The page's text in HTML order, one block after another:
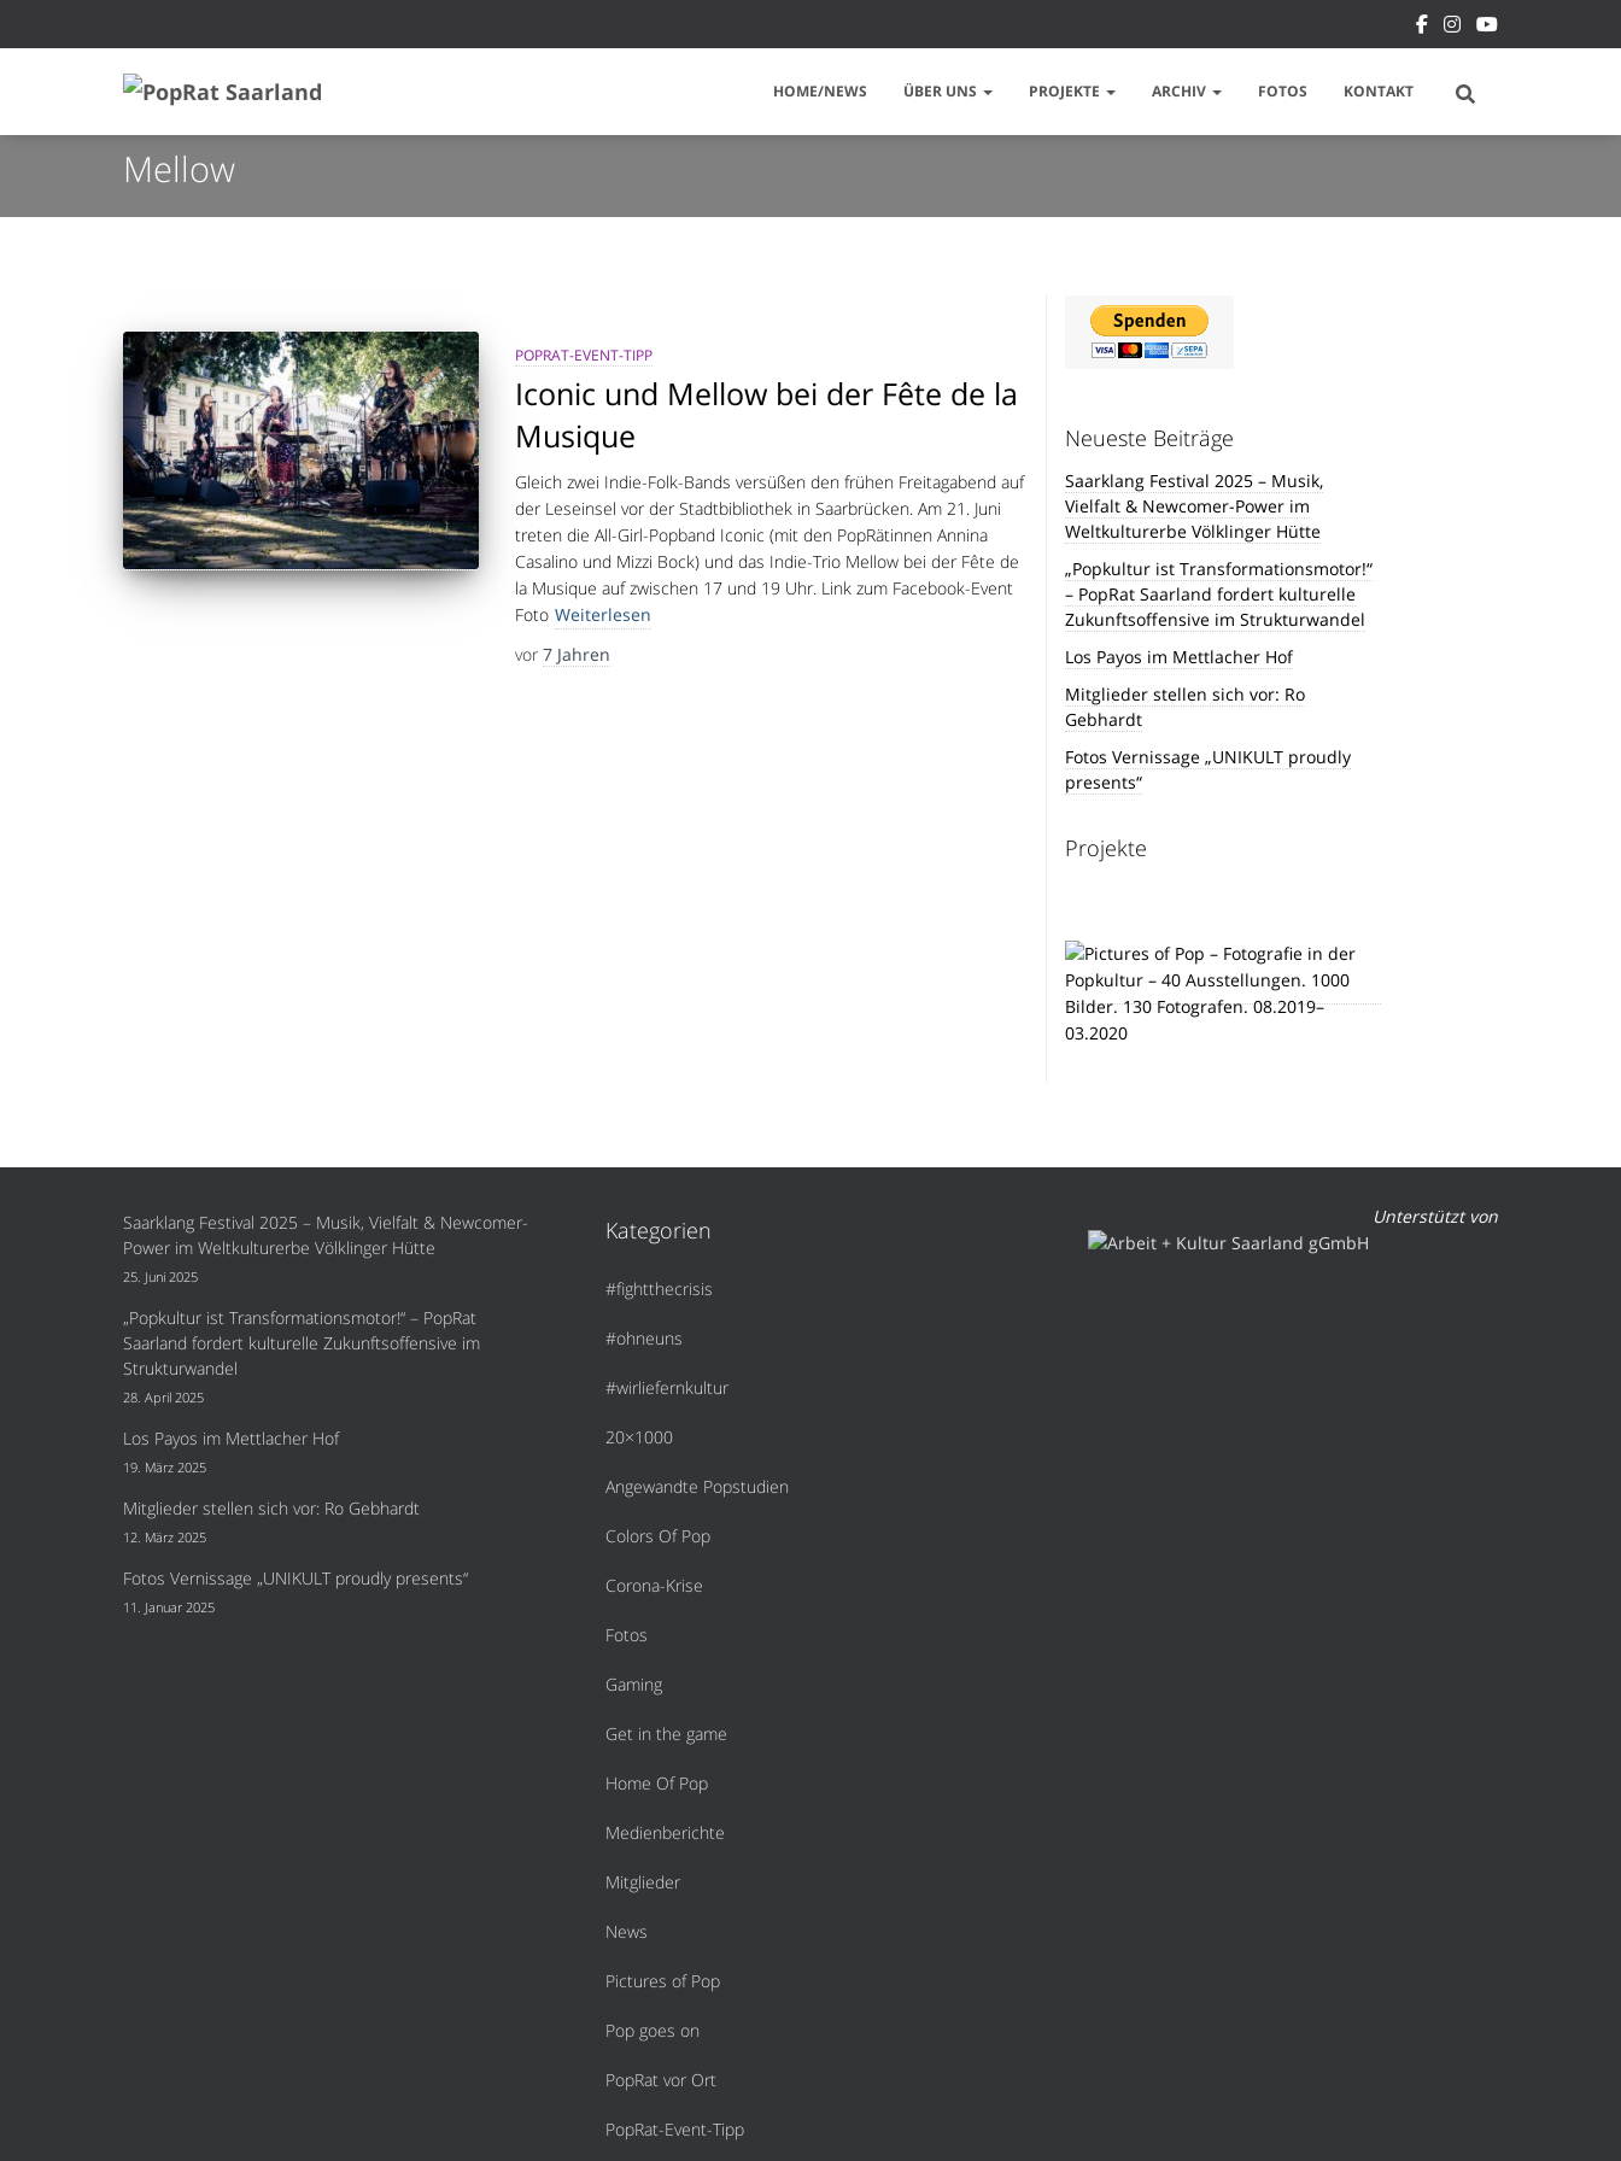
HOME/NEWS ÜBER UNS PROJEKTE ARCHIV FOTOS KONTAKT
Mellow
POPRAT-EVENT-TIPP
Iconic und Mellow bei der Fête de la
Musique
Gleich zwei Indie-Folk-Bands versüßen den frühen Freitagabend auf
der Leseinsel vor der Stadtbibliothek in Saarbrücken. Am 21. Juni
treten die All-Girl-Popband Iconic (mit den PopRätinnen Annina
Casalino und Mizzi Bock) und das Indie-Trio Mellow bei der Fête de
la Musique auf zwischen 17 und 19 Uhr. Link zum Facebook-Event
Foto Weiterlesen
vor 7 Jahren
Neueste Beiträge
Saarklang Festival 2025 – Musik,
Vielfalt & Newcomer-Power im
Weltkulturerbe Völklinger Hütte
„Popkultur ist Transformationsmotor!“
– PopRat Saarland fordert kulturelle
Zukunftsoffensive im Strukturwandel
Los Payos im Mettlacher Hof
Mitglieder stellen sich vor: Ro
Gebhardt
Fotos Vernissage „UNIKULT proudly
presents“
Projekte
Saarklang Festival 2025 – Musik, Vielfalt & Newcomer-
Power im Weltkulturerbe Völklinger Hütte
25. Juni 2025
„Popkultur ist Transformationsmotor!“ – PopRat
Saarland fordert kulturelle Zukunftsoffensive im
Strukturwandel
28. April 2025
Los Payos im Mettlacher Hof
19. März 2025
Mitglieder stellen sich vor: Ro Gebhardt
12. März 2025
Fotos Vernissage „UNIKULT proudly presents“
11. Januar 2025
Kategorien
#fightthecrisis
#ohneuns
#wirliefernkultur
20×1000
Angewandte Popstudien
Colors Of Pop
Corona-Krise
Fotos
Gaming
Get in the game
Home Of Pop
Medienberichte
Mitglieder
News
Pictures of Pop
Pop goes on
PopRat vor Ort
PopRat-Event-Tipp
Unterstützt von